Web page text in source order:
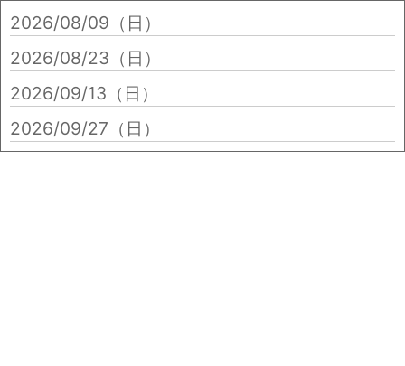
2026/08/09（日）
2026/08/23（日）
2026/09/13（日）
2026/09/27（日）